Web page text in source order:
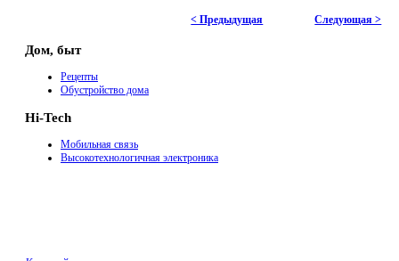
< Предыдущая Следующая >
Дом, быт
Рецепты
Обустройство дома
Hi-Tech
Мобильная связь
Высокотехнологичная электроника